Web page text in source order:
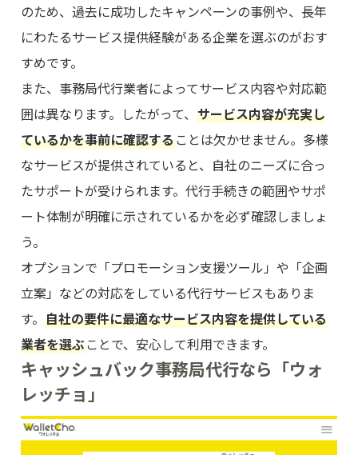
のため、過去に成功したキャンペーンの事例や、長年
にわたるサービス提供経験がある企業を選ぶのがおす
すめです。
また、事務局代行業者によってサービス内容や対応範
囲は異なります。したがって、サービス内容が充実し
ているかを事前に確認することは欠かせません。多様
なサービスが提供されていると、自社のニーズに合っ
たサポートが受けられます。代行手続きの範囲やサポ
ート体制が明確に示されているかを必ず確認しましょ
う。
オプションで「プロモーション支援ツール」や「企画
立案」などの対応をしている代行サービスもありま
す。自社の要件に最適なサービス内容を提供している
業者を選ぶことで、安心して利用できます。
キャッシュバック事務局代行なら「ウォ
レッチョ」